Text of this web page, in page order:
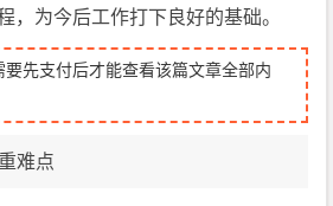
，为今后工作打下良好的基础。
先支付后才能查看该篇文章全部内
难点